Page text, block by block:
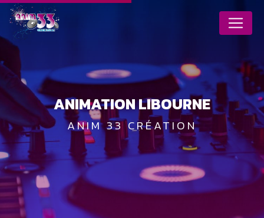
ANIMATION LIBOURNE
ANIM 33 CRÉATION
Panneau de gestion des cookies